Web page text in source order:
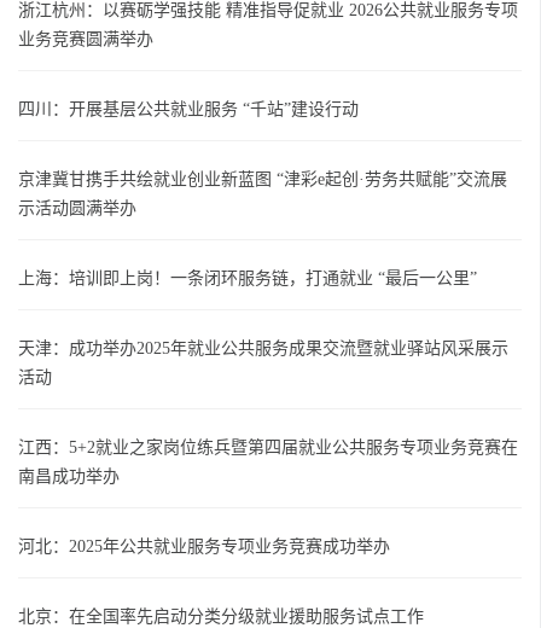
浙江杭州：以赛砺学强技能 精准指导促就业 2026公共就业服务专项
业务竞赛圆满举办
四川：开展基层公共就业服务 “千站”建设行动
京津冀甘携手共绘就业创业新蓝图 “津彩e起创·劳务共赋能”交流展
示活动圆满举办
上海：培训即上岗！一条闭环服务链，打通就业 “最后一公里”
天津：成功举办2025年就业公共服务成果交流暨就业驿站风采展示
活动
江西：5+2就业之家岗位练兵暨第四届就业公共服务专项业务竞赛在
南昌成功举办
河北：2025年公共就业服务专项业务竞赛成功举办
北京：在全国率先启动分类分级就业援助服务试点工作